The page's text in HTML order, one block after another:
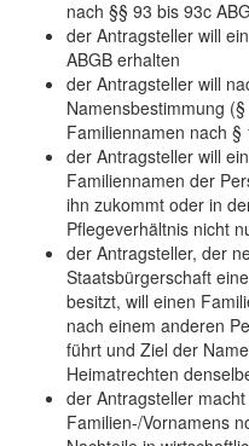
nach §§ 93 bis 93c
der Antragsteller will
ABGB erhalten
der Antragsteller will
Namensbestimmung
Familiennamen nach §
der Antragsteller will
Familiennamen der
ihn zukommt oder in
Pflegeverhältnis nicht
der Antragsteller, der
Staatsbürgerschaft
besitzt, will einen
nach einem anderen
führt und Ziel der
Heimatrechten
der Antragsteller
Familien-/Vornamens